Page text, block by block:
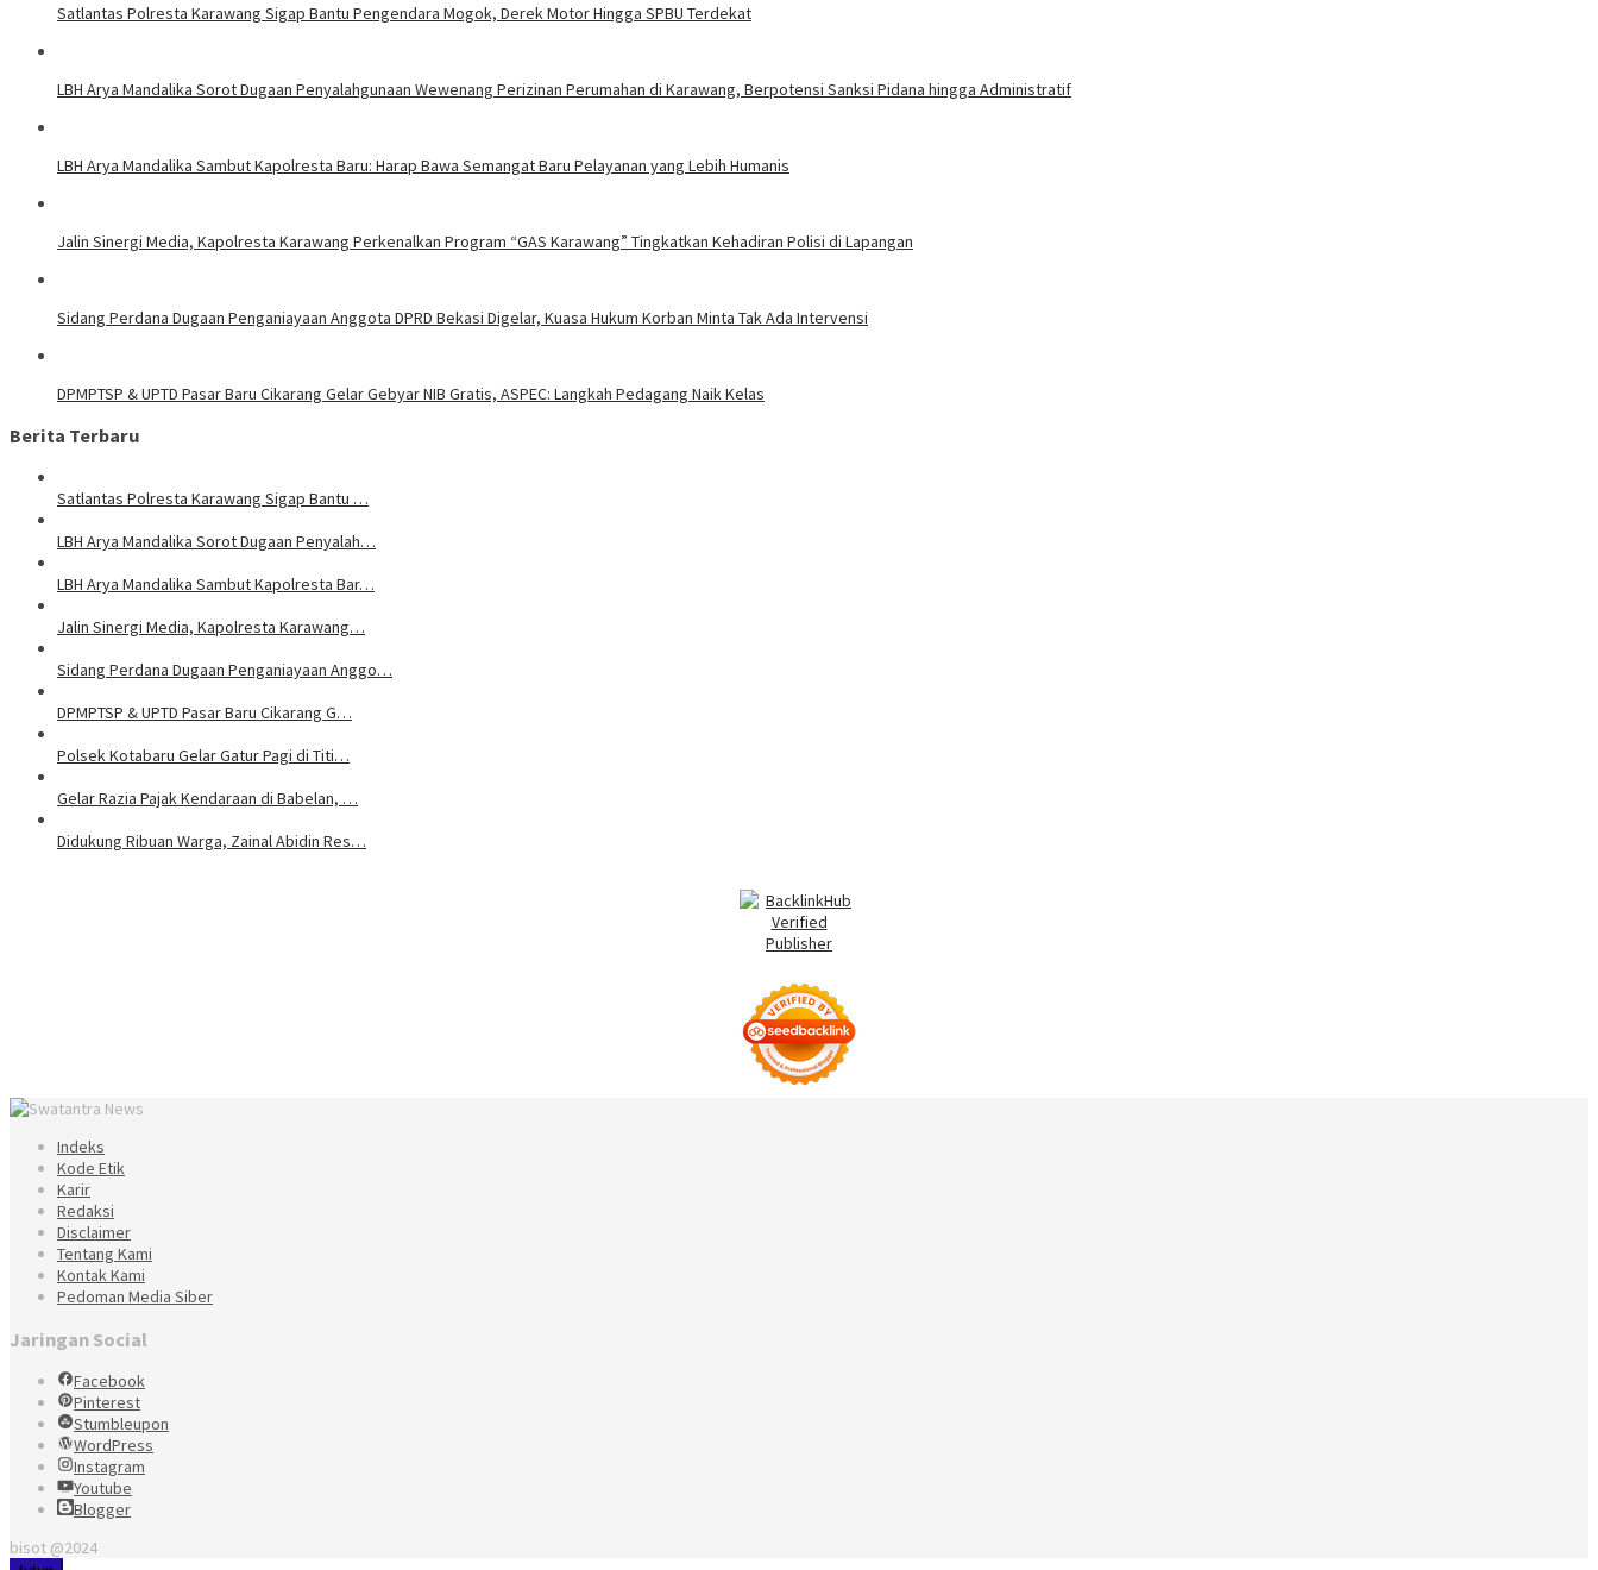
Satlantas Polresta Karawang Sigap Bantu Pengendara Mogok, Derek Motor Hingga SPBU Terdekat
LBH Arya Mandalika Sorot Dugaan Penyalahgunaan Wewenang Perizinan Perumahan di Karawang, Berpotensi Sanksi Pidana hingga Administratif
LBH Arya Mandalika Sambut Kapolresta Baru: Harap Bawa Semangat Baru Pelayanan yang Lebih Humanis
Jalin Sinergi Media, Kapolresta Karawang Perkenalkan Program “GAS Karawang” Tingkatkan Kehadiran Polisi di Lapangan
Sidang Perdana Dugaan Penganiayaan Anggota DPRD Bekasi Digelar, Kuasa Hukum Korban Minta Tak Ada Intervensi
DPMPTSP & UPTD Pasar Baru Cikarang Gelar Gebyar NIB Gratis, ASPEC: Langkah Pedagang Naik Kelas
Berita Terbaru
Satlantas Polresta Karawang Sigap Bantu …
LBH Arya Mandalika Sorot Dugaan Penyalah…
LBH Arya Mandalika Sambut Kapolresta Bar…
Jalin Sinergi Media, Kapolresta Karawang…
Sidang Perdana Dugaan Penganiayaan Anggo…
DPMPTSP & UPTD Pasar Baru Cikarang G…
Polsek Kotabaru Gelar Gatur Pagi di Titi…
Gelar Razia Pajak Kendaraan di Babelan, …
Didukung Ribuan Warga, Zainal Abidin Res…
Indeks
Kode Etik
Karir
Redaksi
Disclaimer
Tentang Kami
Kontak Kami
Pedoman Media Siber
Jaringan Social
Facebook
Pinterest
Stumbleupon
WordPress
Instagram
Youtube
Blogger
bisot @2024